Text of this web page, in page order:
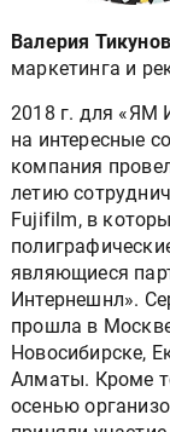
Валерия
маркетинга и
2018 г. для «ЯМ
на интересные
компания
летию
Fujifilm, в
являющиеся
Интернешнл».
прошла в
Новосибирске,
Алматы. Кроме
осенью